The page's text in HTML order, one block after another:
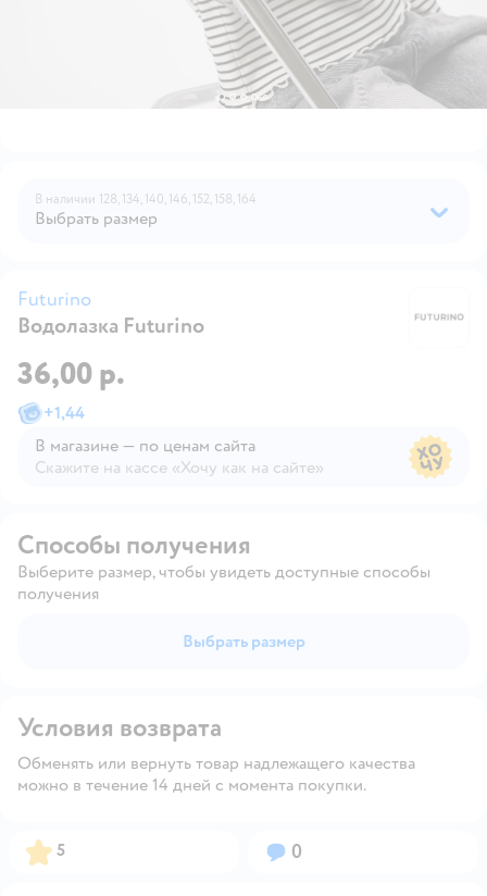
В наличии 128, 134, 140, 146, 152, 158, 164
Выбрать размер
Futurino
Водолазка Futurino
36,00 р.
+1,44
В магазине — по ценам сайта
Скажите на кассе «Хочу как на сайте»
Способы получения
Выберите размер, чтобы увидеть доступные способы
получения
Выбрать размер
Условия возврата
Обменять или вернуть товар надлежащего качества
можно в течение 14 дней с момента покупки.
Рейтинг:
5 Вопросов:
0